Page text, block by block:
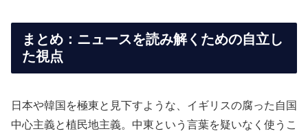
まとめ：ニュースを読み解くための自立し
た視点
日本や韓国を極東と見下すような、イギリスの腐った自国
中心主義と植民地主義。中東という言葉を疑いなく使うこ